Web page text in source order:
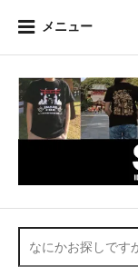
メニュー